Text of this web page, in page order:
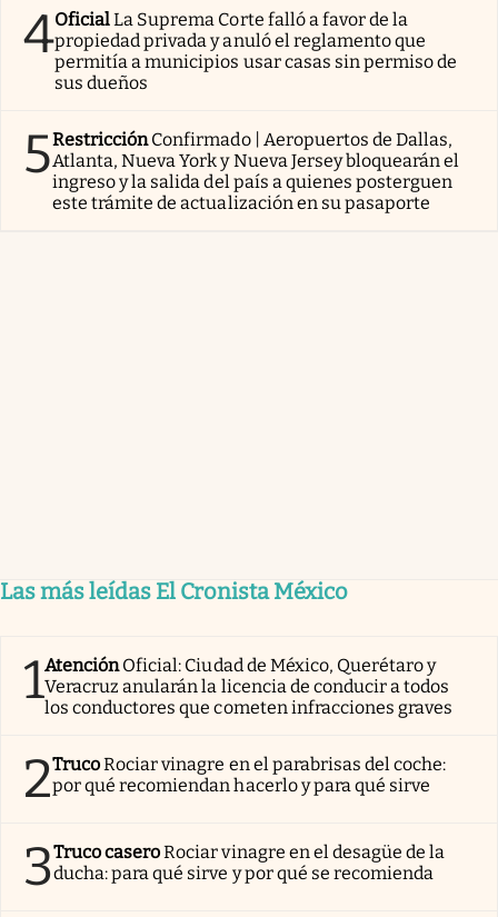
4OficialLa Suprema Corte falló a favor de la
propiedad privada y anuló el reglamento que
permitía a municipios usar casas sin permiso de
sus dueños
5RestricciónConfirmado | Aeropuertos de Dallas,
Atlanta, Nueva York y Nueva Jersey bloquearán el
ingreso y la salida del país a quienes posterguen
este trámite de actualización en su pasaporte
Las más leídas El Cronista México
1AtenciónOficial: Ciudad de México, Querétaro y
Veracruz anularán la licencia de conducir a todos
los conductores que cometen infracciones graves
2TrucoRociar vinagre en el parabrisas del coche:
por qué recomiendan hacerlo y para qué sirve
3Truco caseroRociar vinagre en el desagüe de la
ducha: para qué sirve y por qué se recomienda